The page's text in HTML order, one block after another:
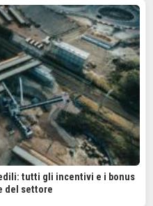
tutti gli incentivi e i bonus
del settore